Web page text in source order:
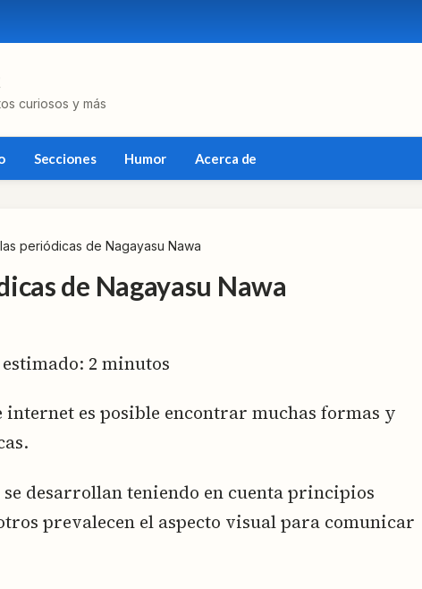
curiosos y más
Secciones Humor Acerca de
periódicas de Nagayasu Nawa
de Nagayasu Nawa
2 minutos
internet es posible encontrar muchas formas y
se desarrollan teniendo en cuenta principios
prevalecen el aspecto visual para comunicar